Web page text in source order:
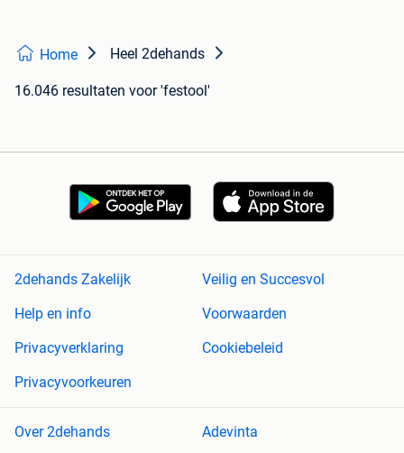
Home Heel 2dehands
16.046 resultaten voor 'festool'
2dehands Zakelijk
Veilig en Succesvol
Help en info
Voorwaarden
Privacyverklaring
Cookiebeleid
Privacyvoorkeuren
Over 2dehands Adevinta